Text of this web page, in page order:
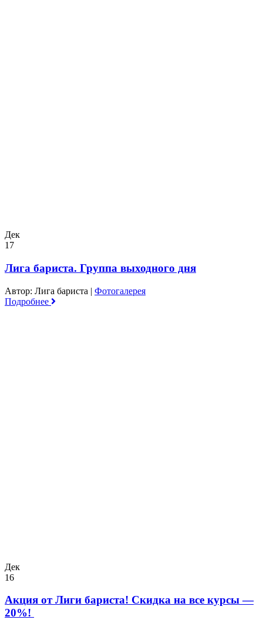
Дек
17
Лига бариста. Группа выходного дня
Автор: Лига бариста | Фотогалерея
Подробнее
Дек
16
Акция от Лиги бариста! Скидка на все курсы —
20%!